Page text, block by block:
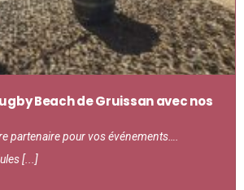
Beach de Gruissan avec nos
partenaire pour vos événements….
[...]